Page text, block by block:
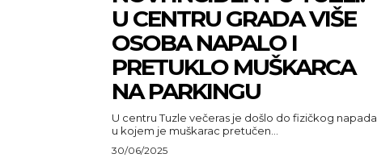
U CENTRU GRADA VIŠE
OSOBA NAPALO I
PRETUKLO MUŠKARCA
NA PARKINGU
U centru Tuzle večeras je došlo do fizičkog napada
u kojem je muškarac pretučen...
30/06/2025